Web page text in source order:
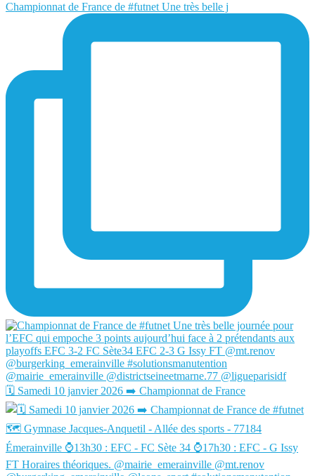
Championnat de France de #futnet Une très belle j
🗓️ Samedi 10 janvier 2026 ➡️ Championnat de France